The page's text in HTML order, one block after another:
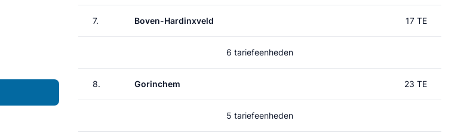
7. Boven-Hardinxveld 17 TE
6 tariefeenheden
8. Gorinchem 23 TE
5 tariefeenheden